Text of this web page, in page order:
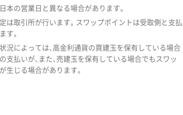
本の営業日と異なる場合があります。
は取引所が行います。スワップポイントは受取側と支払
す。
況によっては、高金利通貨の買建玉を保有している場合
支払いが、また、売建玉を保有している場合でもスワッ
生じる場合があります。